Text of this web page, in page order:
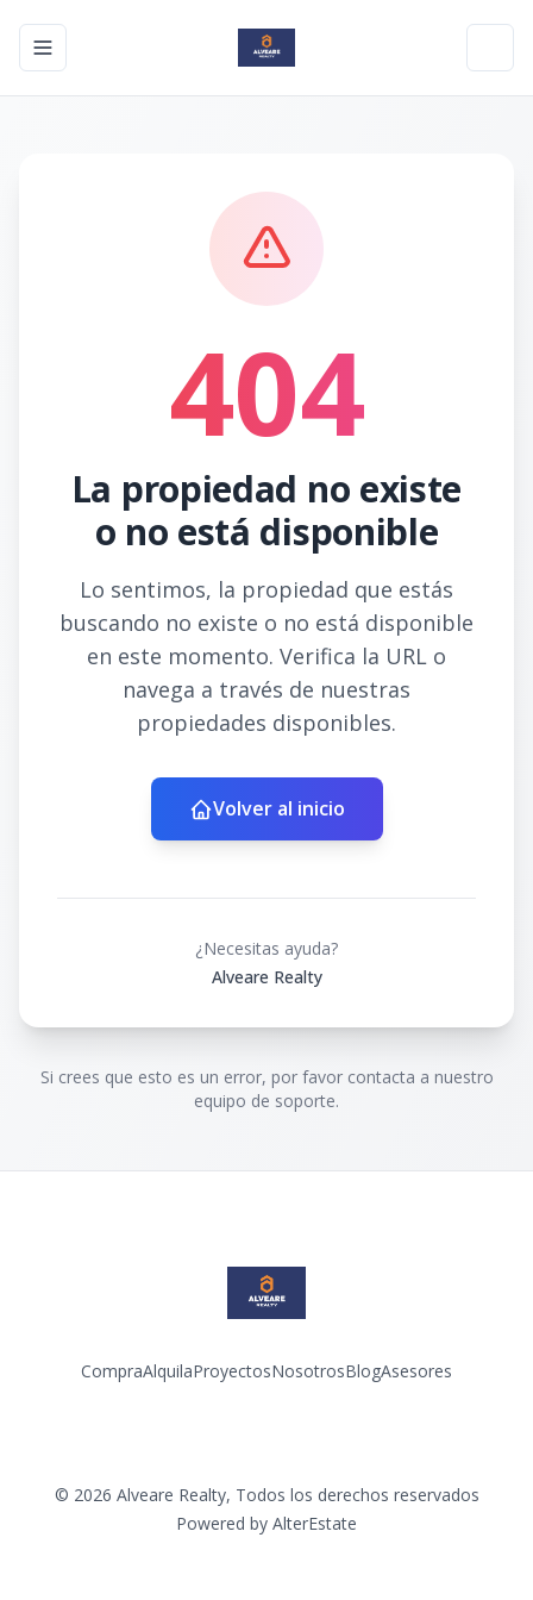
Toggle navigation menu
404
La propiedad no existe
o no está disponible
Lo sentimos, la propiedad que estás
buscando no existe o no está disponible
en este momento. Verifica la URL o
navega a través de nuestras
propiedades disponibles.
Volver al inicio
¿Necesitas ayuda?
Alveare Realty
Si crees que esto es un error, por favor contacta a nuestro
equipo de soporte.
CompraAlquilaProyectosNosotrosBlogAsesores
© 2026 Alveare Realty, Todos los derechos reservados
Powered by AlterEstate